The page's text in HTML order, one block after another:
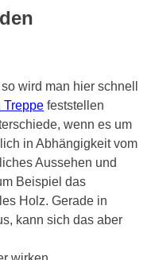
wird man hier schnell
Treppe feststellen
wenn es um
in Abhängigkeit vom
Aussehen und
Beispiel das
Holz. Gerade in
kann sich das aber